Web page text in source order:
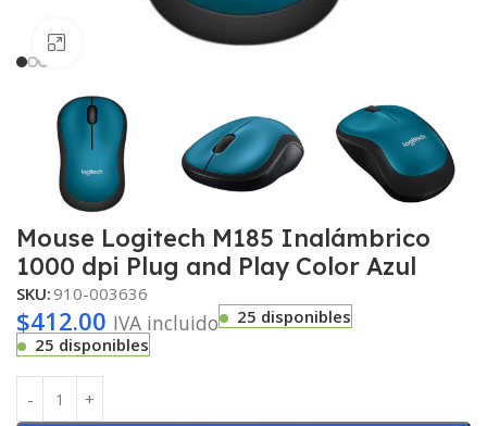
Haga clic para ampliar
Mouse Logitech M185 Inalámbrico
1000 dpi Plug and Play Color Azul
SKU:910-003636
$412.00 IVA incluido
25 disponibles
25 disponibles